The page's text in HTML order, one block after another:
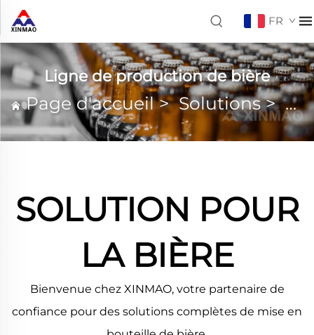
FR
Ligne de production de bière
Page d'accueil>Solutions>
SOLUTION POUR
LA BIÈRE
Bienvenue chez XINMAO, votre partenaire de
confiance pour des solutions complètes de mise en